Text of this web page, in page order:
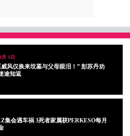
月 1日
风仅换来坟墓与父母眼泪！” 彭苏丹劝
途知返
集会遇车祸 3死者家属获PERKESO每月